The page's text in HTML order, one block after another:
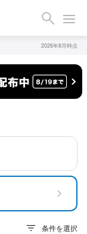
2026年8月時点
条件を選択